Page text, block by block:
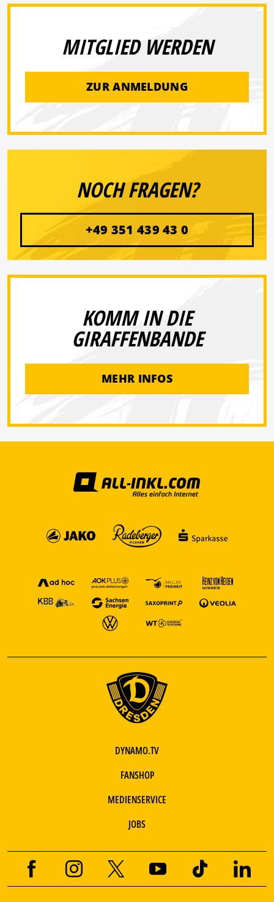
MITGLIED WERDEN
ZUR ANMELDUNG
NOCH FRAGEN?
+49 351 439 43 0
KOMM IN DIE
GIRAFFENBANDE
MEHR INFOS
DYNAMO.TV
FANSHOP
MEDIENSERVICE
JOBS